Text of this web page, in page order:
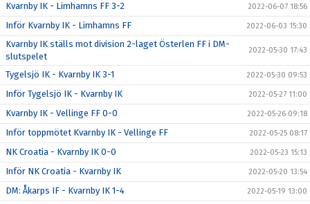
Kvarnby IK - Limhamns FF 3-2 2022-06-07 18:56
Inför Kvarnby IK - Limhamns FF 2022-06-03 15:30
Kvarnby IK ställs mot division 2-laget Österlen FF i DM-
slutspelet
2022-05-30 17:43
Tygelsjö IK - Kvarnby IK 3-1 2022-05-30 09:53
Inför Tygelsjö IK - Kvarnby IK 2022-05-27 11:00
Kvarnby IK - Vellinge FF 0-0 2022-05-26 09:18
Inför toppmötet Kvarnby IK - Vellinge FF 2022-05-25 08:17
NK Croatia - Kvarnby IK 0-0 2022-05-23 15:13
Inför NK Croatia - Kvarnby IK 2022-05-20 13:54
DM: Åkarps IF - Kvarnby IK 1-4 2022-05-19 13:00